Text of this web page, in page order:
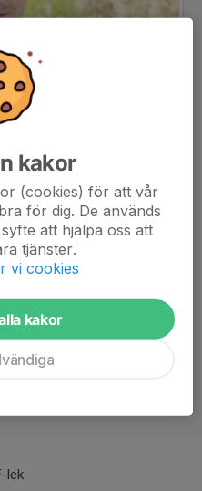
lek
kakor
(cookies) för att vår
för dig. De används
att hjälpa oss att
tjänster.
vi cookies
kakor